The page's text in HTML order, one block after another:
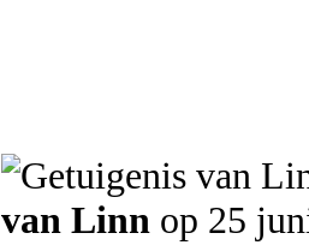
van Linn op 25